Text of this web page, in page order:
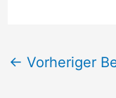
← Vorheriger